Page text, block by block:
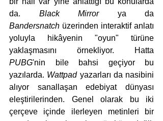
da. Black Mirror
Bandersnatch üzerinden interaktif anlatı
yoluyla hikâyenin "oyun" türüne
PUBG'nin bile bahsi geçiyor bu
yazılarda. Wattpad yazarları da nasibini
alıyor sanallaşan edebiyat dünyası
eleştirilerinden. Genel olarak bu iki
çerçeve içinde ilerleyen metinleri bir